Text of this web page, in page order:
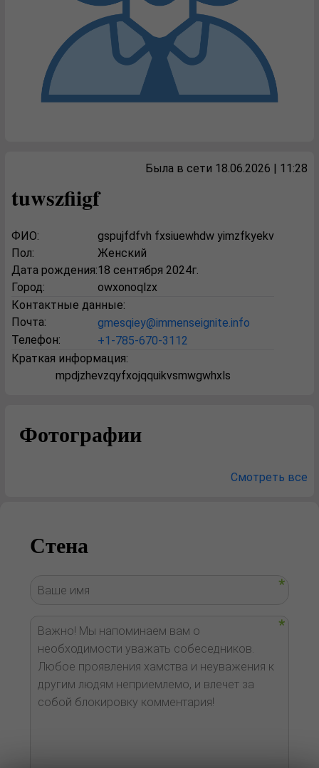
Была в сети 18.06.2026 | 11:28
tuwszfiigf
ФИО:
gspujfdfvh fxsiuewhdw yimzfkyekv
Пол:
Женский
Дата рождения:18 сентября 2024г.
Город:
owxonoqlzx
Контактные данные:
Почта:
gmesqiey@immenseignite.info
Телефон:
+1-785-670-3112
Краткая информация:
mpdjzhevzqyfxojqquikvsmwgwhxls
Фотографии
Смотреть все
Стена